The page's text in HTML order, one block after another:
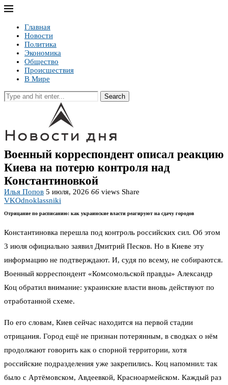
Главная
Новости
Политика
Экономика
Общество
Происшествия
В Мире
Search
Военный корреспондент описал реакцию
Киева на потерю контроля над
Константиновкой
Илья Попов 5 июля, 2026 66 views Share
VKOdnoklassniki
Отрицание по расписанию: как украинские власти реагируют на сдачу городов
Константиновка перешла под контроль российских сил. Об этом
3 июля официально заявил Дмитрий Песков. Но в Киеве эту
информацию не подтверждают. И, судя по всему, не собираются.
Военный корреспондент «Комсомольской правды» Александр
Коц обратил внимание: украинские власти вновь действуют по
отработанной схеме.
По его словам, Киев сейчас находится на первой стадии
отрицания. Город ещё не признан потерянным, в сводках о нём
продолжают говорить как о спорной территории, хотя
российские подразделения уже закрепились. Коц напомнил: так
было с Артёмовском, Авдеевкой, Красноармейском. Каждый раз